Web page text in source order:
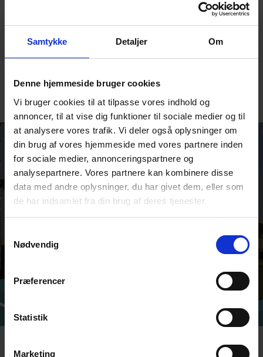
Samtykke Detaljer Om
Denne hjemmeside bruger cookies
Vi bruger cookies til at tilpasse vores indhold og
annoncer, til at vise dig funktioner til sociale medier og til
at analysere vores trafik. Vi deler også oplysninger om
din brug af vores hjemmeside med vores partnere inden
for sociale medier, annonceringspartnere og
analysepartnere. Vores partnere kan kombinere disse
data med andre oplysninger, du har givet dem, eller som
de har indsamlet fra din brug af deres tjenester.
Nødvendig
Præferencer
Statistik
Marketing
eaux usées avec le moins d'impact possible sur les personnes
Le transport des eaux usées est rempli de défis. L'optimisation
énergétique, la conception, l'installation et l'entretien ne sont
de l'établissement de tels systèmes.
CONTACTS MONDIAUX
DESMI est une entreprise
mondiale
de nos sites internationaux